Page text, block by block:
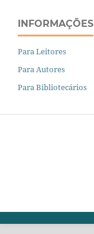
INFORMAÇÕES
Para Leitores
Para Autores
Para Bibliotecários